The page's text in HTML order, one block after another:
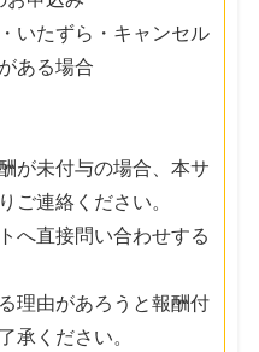
いたずら・キャンセル
ある場合
が未付与の場合、本サ
ご連絡ください。
へ直接問い合わせする
理由があろうと報酬付
承ください。